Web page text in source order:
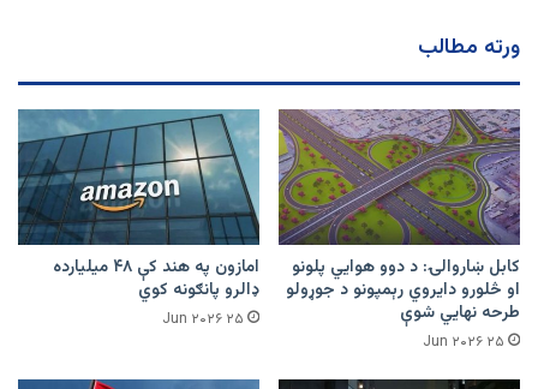
او
تر
سلو
زیاتې
الوتکو
شتون
لري
ورته مطالب
کابل ښاروالۍ: د دوو هوايي پلونو
او څلورو دایروي رېمپونو د جوړولو
طرحه نهایي شوې
۲۵ Jun ۲۰۲۶
امازون په هند کې ۴۸ میلیارده
ډالرو پانګونه کوي
۲۵ Jun ۲۰۲۶